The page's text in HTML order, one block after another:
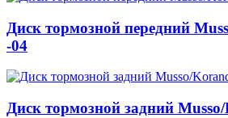
Диск тормозной передний
-04
Диск тормозной задний